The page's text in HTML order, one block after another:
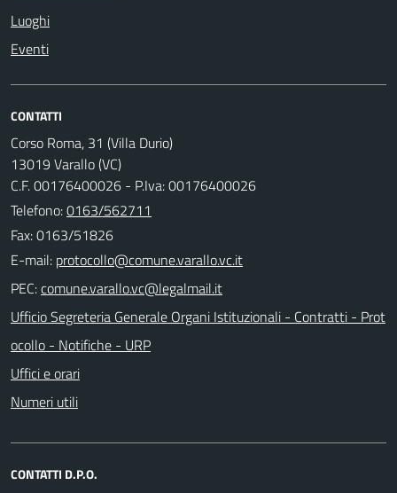
Luoghi
Eventi
CONTATTI
Corso Roma, 31 (Villa Durio)
13019 Varallo (VC)
C.F. 00176400026 - P.Iva: 00176400026
Telefono:0163/562711
Fax: 0163/51826
E-mail:
PEC:
Ufficio Segreteria Generale Organi Istituzionali - Contratti - Prot
ocollo - Notifiche - URP
Uffici e orari
Numeri utili
CONTATTI D.P.O.